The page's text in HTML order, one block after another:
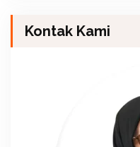
Kontak Kami